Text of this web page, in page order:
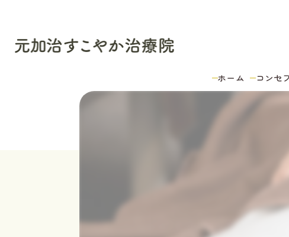
ホーム コンセ